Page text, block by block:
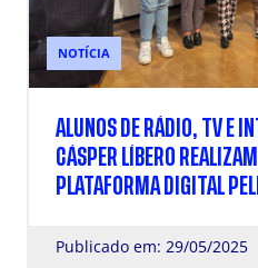
NOTÍCIA
ALUNOS DE RÁDIO, TV E
CÁSPER LÍBERO
PLATAFORMA DIGITAL
Publicado em: 29/05/2025